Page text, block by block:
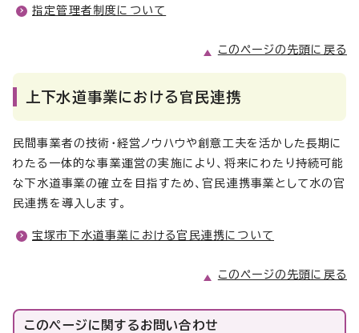
指定管理者制度について
このページの先頭に戻る
上下水道事業における官民連携
民間事業者の技術・経営ノウハウや創意工夫を活かした長期に
わたる一体的な事業運営の実施により、将来にわたり持続可能
な下水道事業の確立を目指すため、官民連携事業として水の官
民連携を導入します。
宝塚市下水道事業における官民連携について
このページの先頭に戻る
このページに関するお問い合わせ